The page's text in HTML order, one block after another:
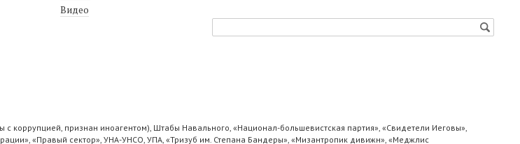
Видео
признан иноагентом), Штабы Навального, «Национал-большевистская партия», «Свидетели Иеговы»,
«Правый сектор», УНА-УНСО, УПА, «Тризуб им. Степана Бандеры», «Мизантропик дивижн», «Меджлис